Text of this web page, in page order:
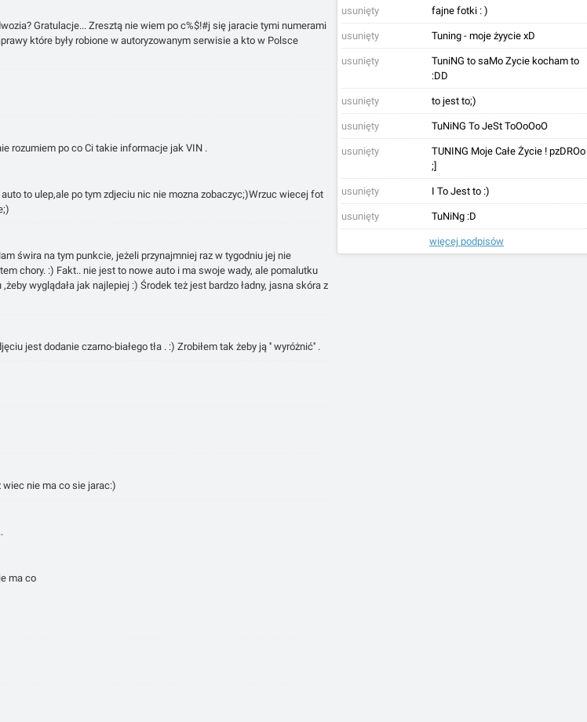
usunięty fajne fotki : )
usunięty Tuning - moje żyycie xD
usunięty
TuniNG to saMo Zycie kocham to
:DD
usunięty to jest to;)
usunięty TuNiNG To JeSt ToOoOoO
usunięty
TUNING Moje Całe Życie ! pzDROo
;]
usunięty I To Jest to :)
usunięty TuNiNg :D
więcej podpisów
Gratulacje... Zresztą nie wiem po c%$!#j się jaracie tymi numerami
które były robione w autoryzowanym serwisie a kto w Polsce
rozumiem po co Ci takie informacje jak VIN .
to ulep,ale po tym zdjeciu nic nie mozna zobaczyc;)Wrzuc wiecej fot
świra na tym punkcie, jeżeli przynajmniej raz w tygodniu jej nie
chory. :) Fakt.. nie jest to nowe auto i ma swoje wady, ale pomalutku
wyglądała jak najlepiej :) Środek też jest bardzo ładny, jasna skóra z
jest dodanie czarno-białego tła . :) Zrobiłem tak żeby ją '' wyróżnić'' .
nie ma co sie jarac:)
ma co